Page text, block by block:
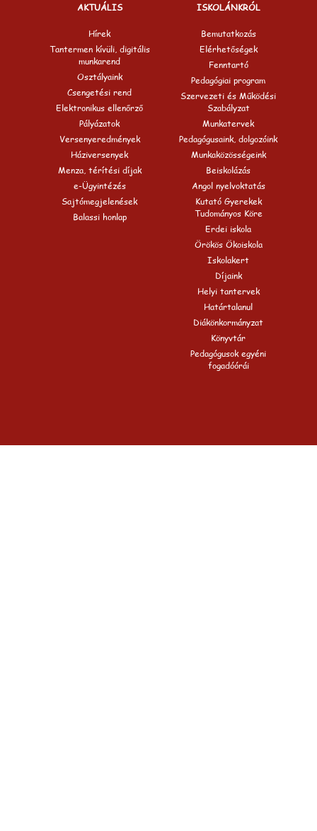
AKTUÁLIS
Hírek
Tantermen kívüli, digitális
munkarend
Osztályaink
Csengetési rend
Elektronikus ellenőrző
Pályázatok
Versenyeredmények
Háziversenyek
Menza, térítési díjak
e-Ügyintézés
Sajtómegjelenések
Balassi honlap
ISKOLÁNKRÓL
Bemutatkozás
Elérhetőségek
Fenntartó
Pedagógiai program
Szervezeti és Működési
Szabályzat
Munkatervek
Pedagógusaink, dolgozóink
Munkaközösségeink
Beiskolázás
Angol nyelvoktatás
Kutató Gyerekek
Tudományos Köre
Erdei iskola
Örökös Ökoiskola
Iskolakert
Díjaink
Helyi tantervek
Határtalanul
Diákönkormányzat
Könyvtár
Pedagógusok egyéni
fogadóórái